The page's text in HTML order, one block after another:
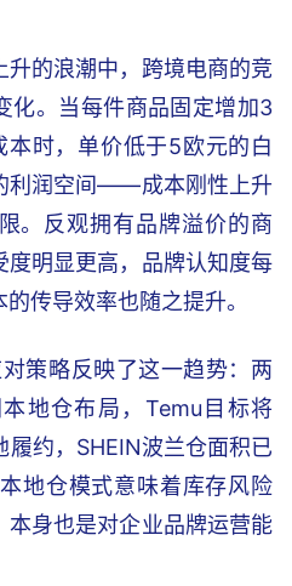
升的浪潮中，跨境电商的竞
化。当每件商品固定增加3
时，单价低于5欧元的白
利润空间——成本刚性上升
。反观拥有品牌溢价的商
度明显更高，品牌认知度每
传导效率也随之提升。
策略反映了这一趋势：两
地仓布局，Temu目标将
约，SHEIN波兰仓面积已
地仓模式意味着库存风险
本身也是对企业品牌运营能